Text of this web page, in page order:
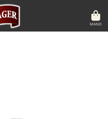
MAND